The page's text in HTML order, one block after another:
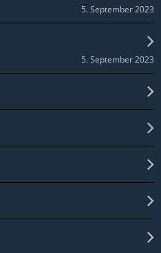
5. September 2023
5. September 2023